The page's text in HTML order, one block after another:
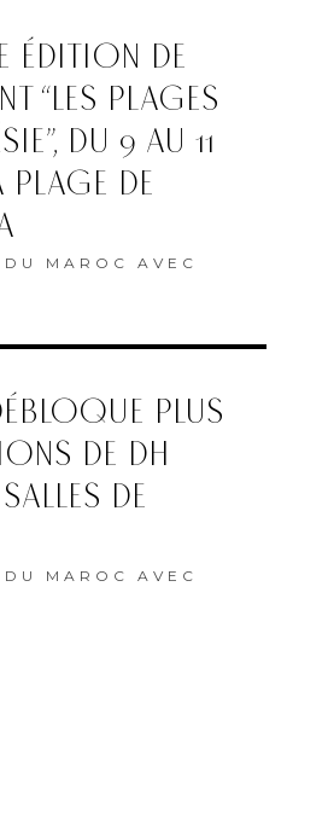
ÉDITION DE
“LES PLAGES
DU 9 AU 11
DE
DU MAROC AVEC
PLUS
DE DH
DE
DU MAROC AVEC